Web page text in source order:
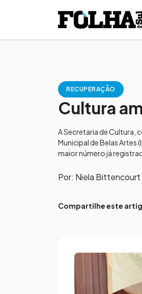
RECUPERAÇÃO
Cultura
A Secretaria de Cultura,
Municipal de Belas
maior número já
Por: Niela Bittencourt
Compartilhe este